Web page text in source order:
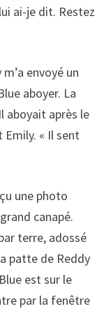
ai-je dit. Restez
envoyé un
aboyer. La
aboyait après le
« Il sent
une photo
canapé.
terre, adossé
patte de Reddy
est sur le
par la fenêtre